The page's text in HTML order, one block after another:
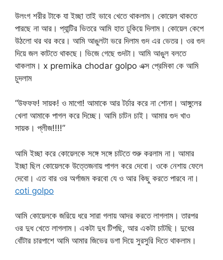
উলংগ শরীর টাকে যা ইচ্ছা তাই ভাবে খেতে থাকলাম। কোয়েল থাকতে
পারছে না আর। প্যান্টির ভিতরে আমি হাত ঢুকিয়ে দিলাম। কোয়েল কেপে
উঠলো থর থর করে। আমি আঙুলটা ভরে দিলাম গুদ এর ভেতর। ওর গুদ
দিয়ে জল কাটতে থাকছে। ভিজে গেছে গুদটা। আমি আঙুল বলতে
থাকলাম। x premika chodar golpo এক্স প্রেমিকা কে আমি
চুদলাম
“উফফফ! সায়ক! ও মাগো! আমাকে আর টর্চার করে না শোনা। আঙ্গুলের
খেলা আমাকে পাগল করে দিচ্ছে। আমি চাটন চাই। আমার গুদ খাও
সায়ক। প্লীজ!!!!”
আমি ইচ্ছা করে কোয়েলকে সঙ্গে সঙ্গে চাটতে শুরু করলাম না। আমার
ইচ্ছা ছিল কোয়েলকে উত্তেজনায় পাগল করে দেবো। ওকে নেশায় ফেলে
দেবো। এত বার ওর অর্গাজম করবো যে ও আর কিছু করতে পারবে না।
coti golpo
আমি কোয়েলকে জরিয়ে ধরে সারা গলায় আদর করতে লাগলাম। তারপর
ওর দুধ খেতে লাগলাম। একটা দুধ টিপছি, আর একটা চাটছি। দুধের
বোঁটার চারপাশে আমি আমার জিভের ডগা দিয়ে সুরসুরি দিতে থাকলাম।